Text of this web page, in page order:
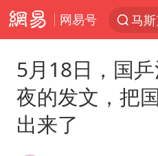
网易号
解
5月18日，国
夜的发文，把
出来了